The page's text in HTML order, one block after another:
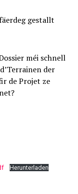
gestallt
méi schnell
der
de Projet ze
Herunterladen